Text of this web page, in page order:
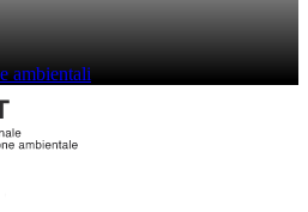
ambientali